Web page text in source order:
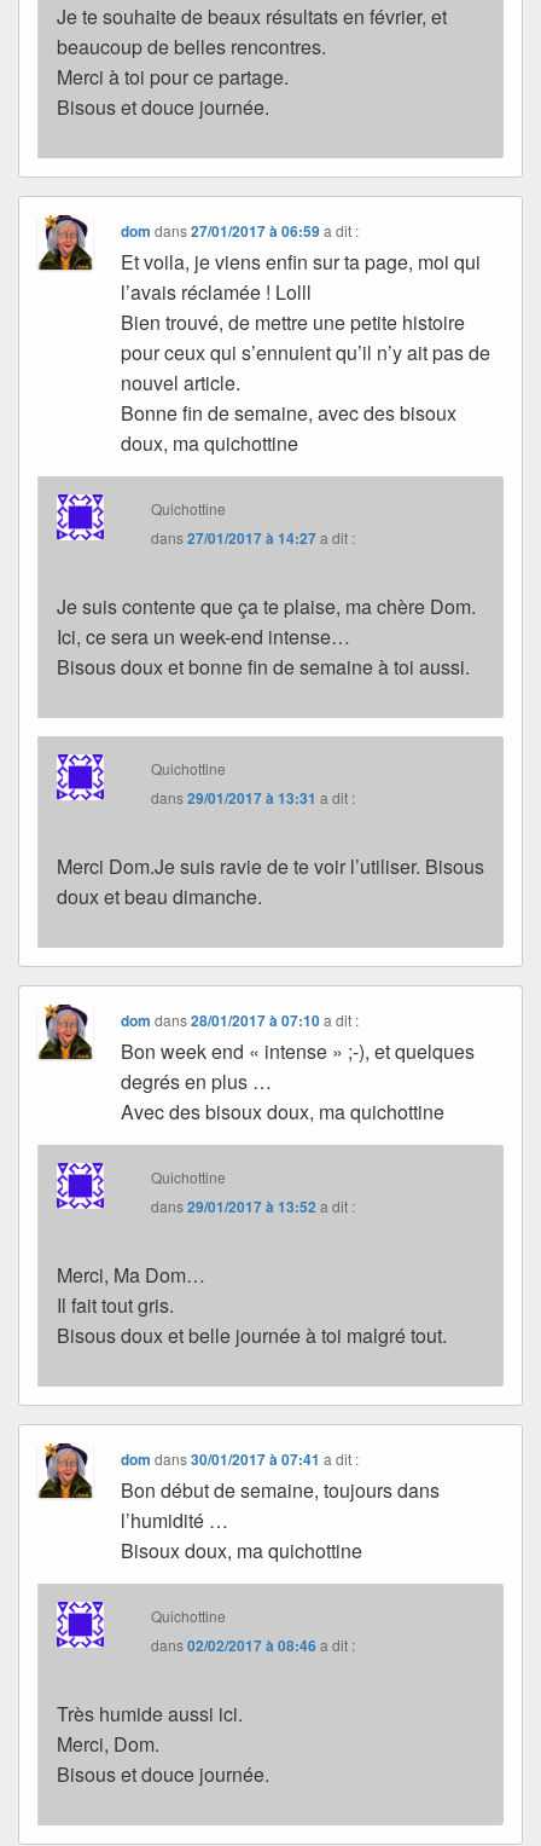
Je te souhaite de beaux résultats en février, et
beaucoup de belles rencontres.
Merci à toi pour ce partage.
Bisous et douce journée.
dom dans27/01/2017 à 06:59 a dit :
Et voila, je viens enfin sur ta page, moi qui
l’avais réclamée ! Lolll
Bien trouvé, de mettre une petite histoire
pour ceux qui s’ennuient qu’il n’y ait pas de
nouvel article.
Bonne fin de semaine, avec des bisoux
doux, ma quichottine
Quichottine
dans27/01/2017 à 14:27a dit :
Je suis contente que ça te plaise, ma chère Dom.
Ici, ce sera un week-end intense…
Bisous doux et bonne fin de semaine à toi aussi.
Quichottine
dans29/01/2017 à 13:31 a dit :
Merci Dom.Je suis ravie de te voir l’utiliser. Bisous
doux et beau dimanche.
dom dans28/01/2017 à 07:10 a dit :
Bon week end « intense » ;-), et quelques
degrés en plus …
Avec des bisoux doux, ma quichottine
Quichottine
dans29/01/2017 à 13:52 a dit :
Merci, Ma Dom…
Il fait tout gris.
Bisous doux et belle journée à toi malgré tout.
dom dans30/01/2017 à 07:41 a dit :
Bon début de semaine, toujours dans
l’humidité …
Bisoux doux, ma quichottine
Quichottine
dans02/02/2017 à 08:46a dit :
Très humide aussi ici.
Merci, Dom.
Bisous et douce journée.